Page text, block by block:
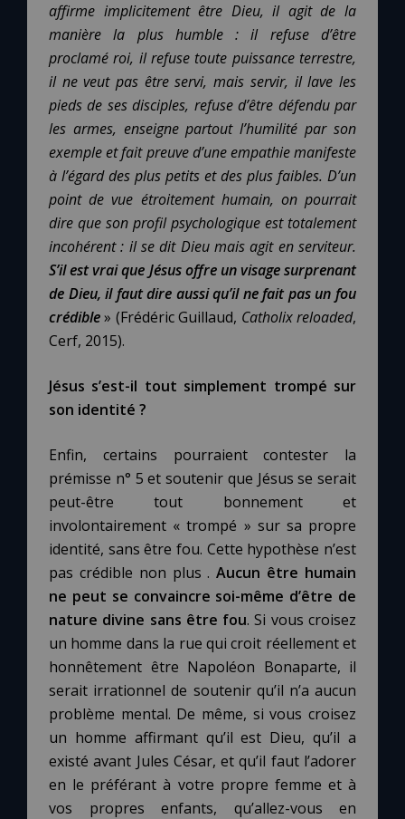
affirme implicitement être Dieu, il agit de la
manière la plus humble
: il refuse d’être
proclamé roi, il refuse toute puissance terrestre,
il ne veut pas être servi, mais servir, il lave les
pieds de ses disciples, refuse d’être défendu par
les armes, enseigne partout l’humilité par son
exemple et fait preuve d’une empathie manifeste
à l’égard des plus petits et des plus faibles. D’un
point de vue étroitement humain, on pourrait
dire que son profil psychologique est totalement
incohérent : il se dit Dieu mais agit en serviteur.
S’il est vrai que Jésus offre un visage surprenant
de Dieu, il faut dire aussi qu’il ne fait pas un fou
crédible » (Frédéric Guillaud, Catholix reloaded,
Cerf, 2015).
Jésus s’est-il tout simplement trompé sur
son identité ?
Enfin, certains pourraient contester la
prémisse n° 5 et soutenir que Jésus se serait
peut-être tout bonnement et
involontairement « trompé » sur sa propre
identité, sans être fou. Cette hypothèse n’est
pas crédible non plus . Aucun être humain
ne peut se convaincre soi-même d’être de
nature divine sans être fou. Si vous croisez
un homme dans la rue qui croit réellement et
honnêtement être Napoléon Bonaparte, il
serait irrationnel de soutenir qu’il n’a aucun
problème mental. De même, si vous croisez
un homme affirmant qu’il est Dieu, qu’il a
existé avant Jules César, et qu’il faut l’adorer
en le préférant à votre propre femme et à
vos propres enfants, qu’allez-vous en